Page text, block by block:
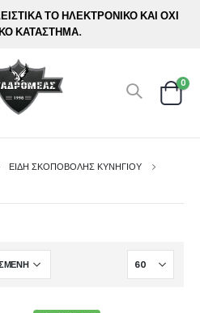
ΤΟ ΗΛΕΚΤΡΟΝΙΚΟ ΚΑΙ ΟΧΙ
ΚΑΤΑΣΤΗΜΑ.
0
ΕΊΔΗ ΣΚΟΠΟΒΟΛΉΣ ΚΥΝΗΓΙΟΎ